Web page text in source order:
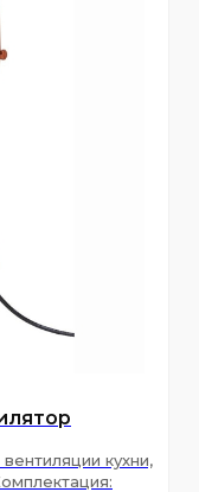
кухни,